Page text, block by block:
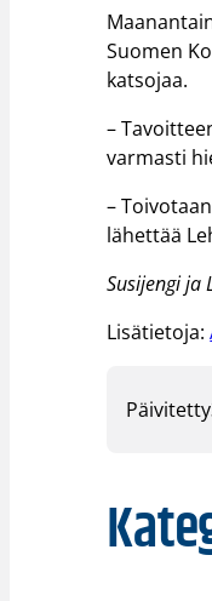
Suomen
katsojaa.
–
varmasti
–
lähettää
Susijengi ja
Lisätietoja:
Päivitetty